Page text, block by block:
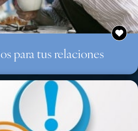
para tus relaciones